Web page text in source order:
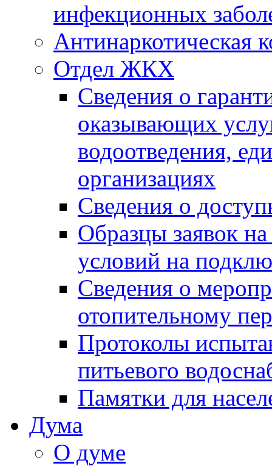
инфекционных
Антинаркотическая
Отдел ЖКХ
Сведения о
оказывающих
водоотведения,
организациях
Сведения о
Образцы заявок
условий на
Сведения о
отопительному
Протоколы
питьевого
Памятки для
Дума
О думе